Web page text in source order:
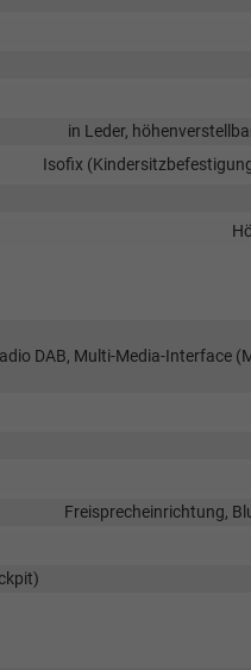
in Leder,
Isofix
DAB, Multi-Media-Interface
Freisprecheinrichtung,